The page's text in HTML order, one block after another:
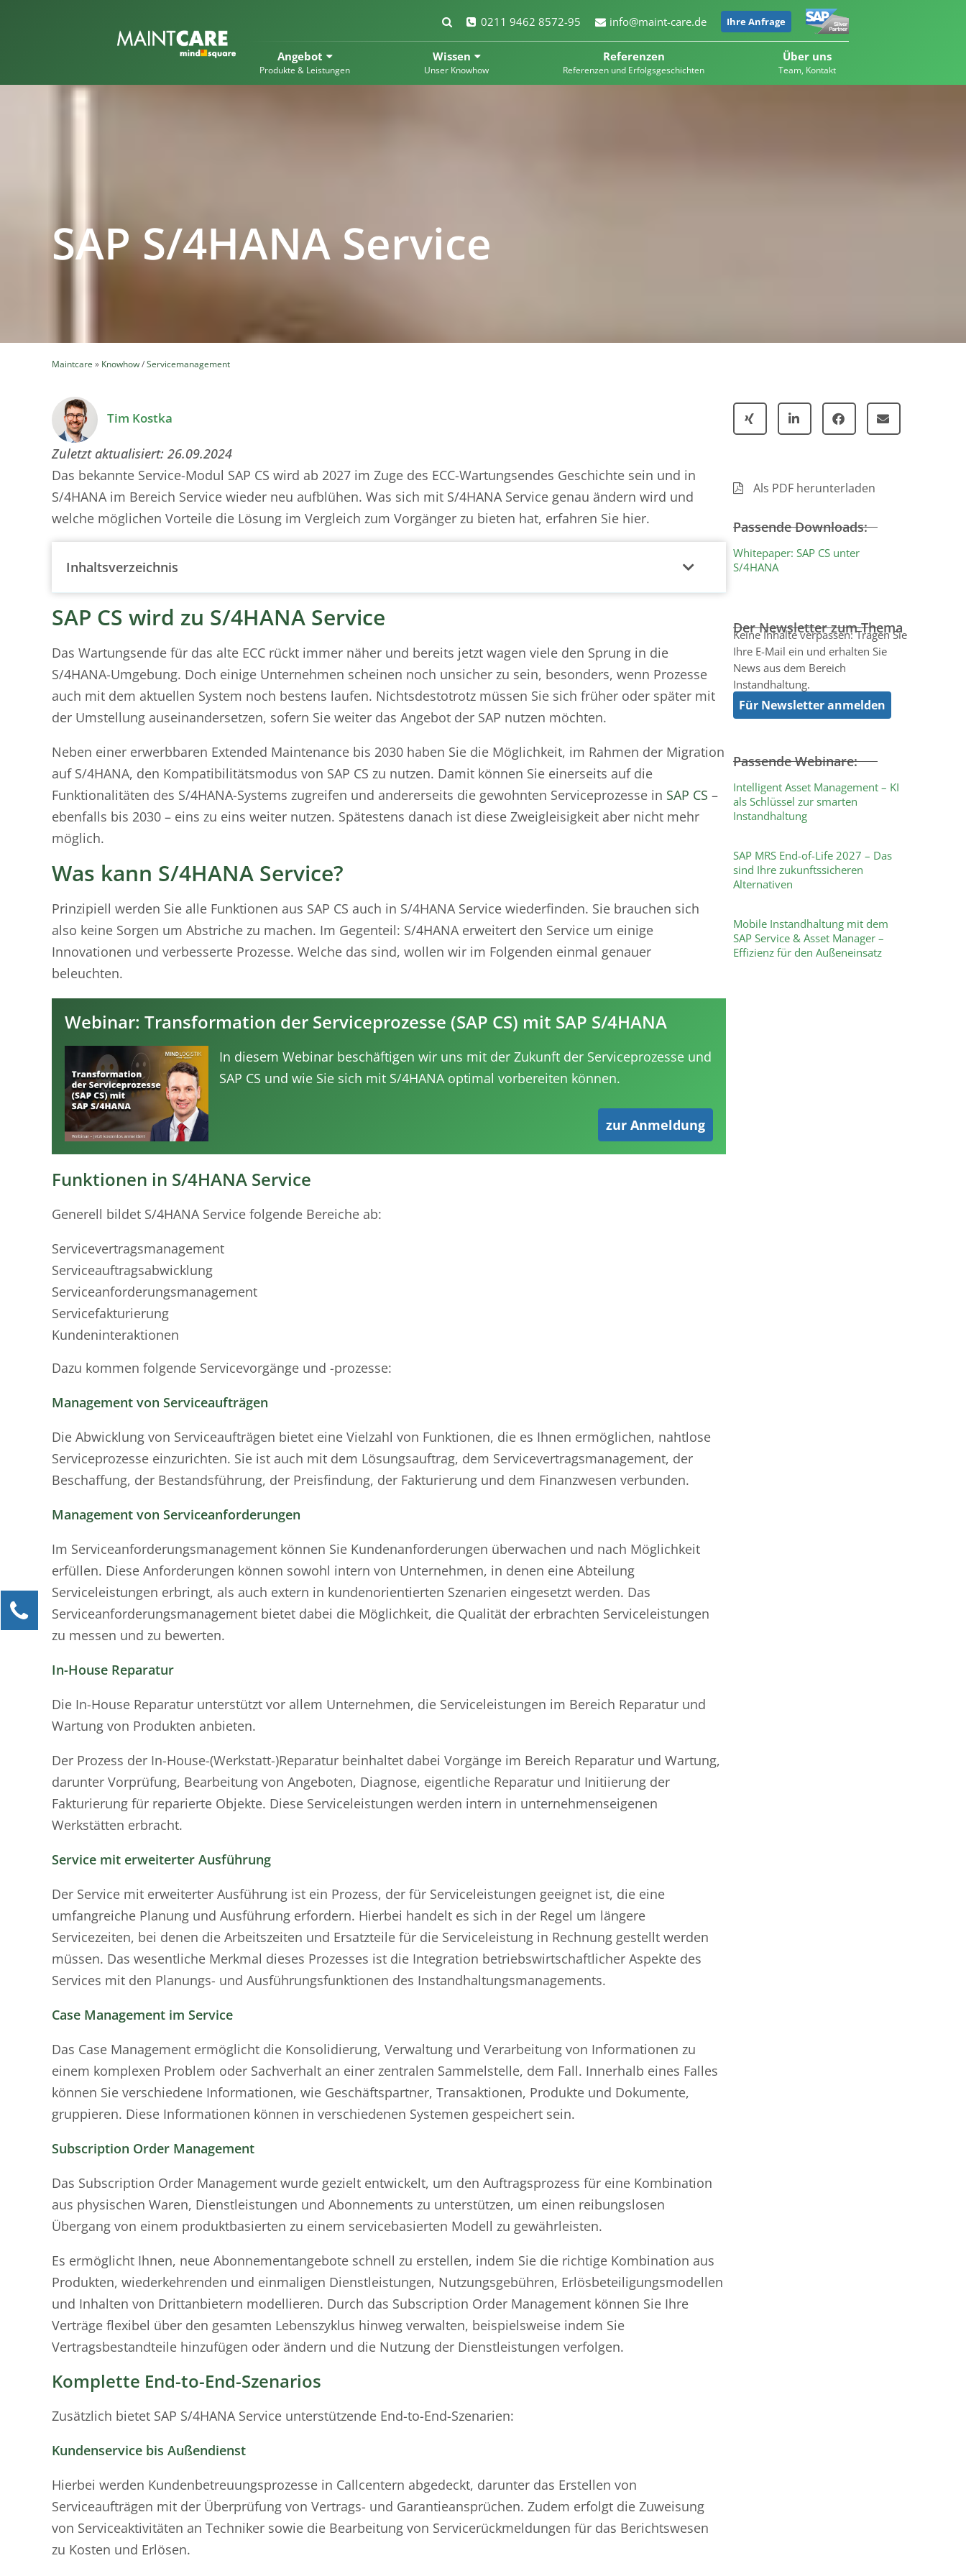
0211 9462 8572-95 info@maint-care.de Ihre Anfrage
Angebot
Produkte & Leistungen
Wissen
Unser Knowhow
Referenzen
Referenzen und Erfolgsgeschichten
Über uns
Team, Kontakt
SAP S/4HANA Service
Maintcare » Knowhow/Servicemanagement
Tim Kostka
Zuletzt aktualisiert: 26.09.2024
Das bekannte Service-Modul SAP CS wird ab 2027 im Zuge des ECC-Wartungsendes Geschichte sein und in
S/4HANA im Bereich Service wieder neu aufblühen. Was sich mit S/4HANA Service genau ändern wird und
welche möglichen Vorteile die Lösung im Vergleich zum Vorgänger zu bieten hat, erfahren Sie hier.
Inhaltsverzeichnis
SAP CS wird zu S/4HANA Service
Das Wartungsende für das alte ECC rückt immer näher und bereits jetzt wagen viele den Sprung in die
S/4HANA-Umgebung. Doch einige Unternehmen scheinen noch unsicher zu sein, besonders, wenn Prozesse
auch mit dem aktuellen System noch bestens laufen. Nichtsdestotrotz müssen Sie sich früher oder später mit
der Umstellung auseinandersetzen, sofern Sie weiter das Angebot der SAP nutzen möchten.
Neben einer erwerbbaren Extended Maintenance bis 2030 haben Sie die Möglichkeit, im Rahmen der Migration
auf S/4HANA, den Kompatibilitätsmodus von SAP CS zu nutzen. Damit können Sie einerseits auf die
Funktionalitäten des S/4HANA-Systems zugreifen und andererseits die gewohnten Serviceprozesse in SAP CS –
ebenfalls bis 2030 – eins zu eins weiter nutzen. Spätestens danach ist diese Zweigleisigkeit aber nicht mehr
möglich.
Was kann S/4HANA Service?
Prinzipiell werden Sie alle Funktionen aus SAP CS auch in S/4HANA Service wiederfinden. Sie brauchen sich
also keine Sorgen um Abstriche zu machen. Im Gegenteil: S/4HANA erweitert den Service um einige
Innovationen und verbesserte Prozesse. Welche das sind, wollen wir im Folgenden einmal genauer
beleuchten.
Webinar: Transformation der Serviceprozesse (SAP CS) mit SAP S/4HANA
In diesem Webinar beschäftigen wir uns mit der Zukunft der Serviceprozesse und
SAP CS und wie Sie sich mit S/4HANA optimal vorbereiten können.
zur Anmeldung
Funktionen in S/4HANA Service
Generell bildet S/4HANA Service folgende Bereiche ab:
Servicevertragsmanagement
Serviceauftragsabwicklung
Serviceanforderungsmanagement
Servicefakturierung
Kundeninteraktionen
Dazu kommen folgende Servicevorgänge und -prozesse:
Management von Serviceaufträgen
Die Abwicklung von Serviceaufträgen bietet eine Vielzahl von Funktionen, die es Ihnen ermöglichen, nahtlose
Serviceprozesse einzurichten. Sie ist auch mit dem Lösungsauftrag, dem Servicevertragsmanagement, der
Beschaffung, der Bestandsführung, der Preisfindung, der Fakturierung und dem Finanzwesen verbunden.
Management von Serviceanforderungen
Im Serviceanforderungsmanagement können Sie Kundenanforderungen überwachen und nach Möglichkeit
erfüllen. Diese Anforderungen können sowohl intern von Unternehmen, in denen eine Abteilung
Serviceleistungen erbringt, als auch extern in kundenorientierten Szenarien eingesetzt werden. Das
Serviceanforderungsmanagement bietet dabei die Möglichkeit, die Qualität der erbrachten Serviceleistungen
zu messen und zu bewerten.
In-House Reparatur
Die In-House Reparatur unterstützt vor allem Unternehmen, die Serviceleistungen im Bereich Reparatur und
Wartung von Produkten anbieten.
Der Prozess der In-House-(Werkstatt-)Reparatur beinhaltet dabei Vorgänge im Bereich Reparatur und Wartung,
darunter Vorprüfung, Bearbeitung von Angeboten, Diagnose, eigentliche Reparatur und Initiierung der
Fakturierung für reparierte Objekte. Diese Serviceleistungen werden intern in unternehmenseigenen
Werkstätten erbracht.
Service mit erweiterter Ausführung
Der Service mit erweiterter Ausführung ist ein Prozess, der für Serviceleistungen geeignet ist, die eine
umfangreiche Planung und Ausführung erfordern. Hierbei handelt es sich in der Regel um längere
Servicezeiten, bei denen die Arbeitszeiten und Ersatzteile für die Serviceleistung in Rechnung gestellt werden
müssen. Das wesentliche Merkmal dieses Prozesses ist die Integration betriebswirtschaftlicher Aspekte des
Services mit den Planungs- und Ausführungsfunktionen des Instandhaltungsmanagements.
Case Management im Service
Das Case Management ermöglicht die Konsolidierung, Verwaltung und Verarbeitung von Informationen zu
einem komplexen Problem oder Sachverhalt an einer zentralen Sammelstelle, dem Fall. Innerhalb eines Falles
können Sie verschiedene Informationen, wie Geschäftspartner, Transaktionen, Produkte und Dokumente,
gruppieren. Diese Informationen können in verschiedenen Systemen gespeichert sein.
Subscription Order Management
Das Subscription Order Management wurde gezielt entwickelt, um den Auftragsprozess für eine Kombination
aus physischen Waren, Dienstleistungen und Abonnements zu unterstützen, um einen reibungslosen
Übergang von einem produktbasierten zu einem servicebasierten Modell zu gewährleisten.
Es ermöglicht Ihnen, neue Abonnementangebote schnell zu erstellen, indem Sie die richtige Kombination aus
Produkten, wiederkehrenden und einmaligen Dienstleistungen, Nutzungsgebühren, Erlösbeteiligungsmodellen
und Inhalten von Drittanbietern modellieren. Durch das Subscription Order Management können Sie Ihre
Verträge flexibel über den gesamten Lebenszyklus hinweg verwalten, beispielsweise indem Sie
Vertragsbestandteile hinzufügen oder ändern und die Nutzung der Dienstleistungen verfolgen.
Komplette End-to-End-Szenarios
Zusätzlich bietet SAP S/4HANA Service unterstützende End-to-End-Szenarien:
Kundenservice bis Außendienst
Hierbei werden Kundenbetreuungsprozesse in Callcentern abgedeckt, darunter das Erstellen von
Serviceaufträgen mit der Überprüfung von Vertrags- und Garantieansprüchen. Zudem erfolgt die Zuweisung
von Serviceaktivitäten an Techniker sowie die Bearbeitung von Servicerückmeldungen für das Berichtswesen
zu Kosten und Erlösen.
Als PDF herunterladen
Passende Downloads:
Whitepaper: SAP CS unter
S/4HANA
Der Newsletter zum Thema
Keine Inhalte verpassen: Tragen Sie
Ihre E-Mail ein und erhalten Sie
News aus dem Bereich
Instandhaltung.
Für Newsletter anmelden
Passende Webinare:
Intelligent Asset Management – KI
als Schlüssel zur smarten
Instandhaltung
SAP MRS End-of-Life 2027 – Das
sind Ihre zukunftssicheren
Alternativen
Mobile Instandhaltung mit dem
SAP Service & Asset Manager –
Effizienz für den Außeneinsatz
Kontaktieren Sie uns!
Jennifer Kaiser
0211 9462 857295
Ihre Anfrage